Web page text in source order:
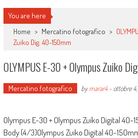
You are here
Home > Mercatino fotografico >
Zuiko Dig. 40-150mm
OLYMPUS E-30 + Olympus Zuiko
Mercatino fotografico bymarar4- ottobre
Olympus E-30 + Olympus Zuiko Digital 40-
Body (4/3)Olympus Zuiko Digital 40-